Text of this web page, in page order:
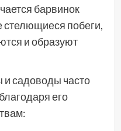
барвинок
побеги,
и образуют
садоводы часто
его